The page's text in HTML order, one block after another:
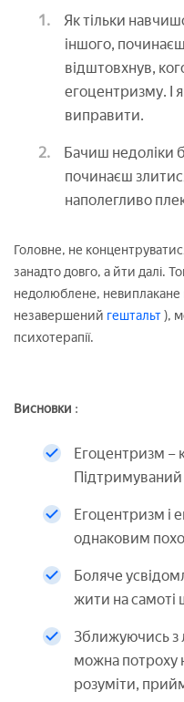
Як тільки
іншого,
відштовхнув,
егоцентризму. І
виправити.
Бачиш недоліки
починаєш
наполегливо
Головне, не
занадто довго, а йти далі.
недолюблене, невиплакане
незавершений гештальт),
психотерапії.
Висновки :
Егоцентризм –
Егоцентризм і
однаковим
Боляче
жити на
Зближуючись з
можна потроху
розуміти,